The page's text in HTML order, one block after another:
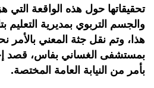
تحقيقاتها حول هذه الواقعة
والجسم التربوي بمديرية التعليم
هذا، وتم نقل جثة المعني بالأمر
بمستشفى الغساني بفاس، قصد
بأمر من النيابة العامة المختصة.